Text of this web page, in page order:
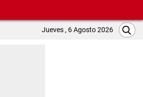
Jueves , 6 Agosto 2026